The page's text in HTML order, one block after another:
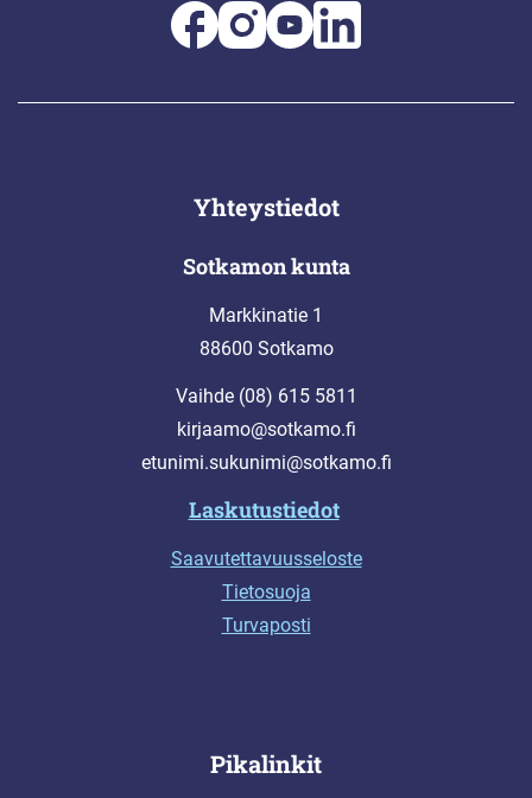
Yhteystiedot
Sotkamon kunta
Markkinatie 1
88600 Sotkamo
Vaihde (08) 615 5811
kirjaamo@sotkamo.fi
etunimi.sukunimi@sotkamo.fi
Laskutustiedot
Saavutettavuusseloste
Tietosuoja
Turvaposti
Pikalinkit